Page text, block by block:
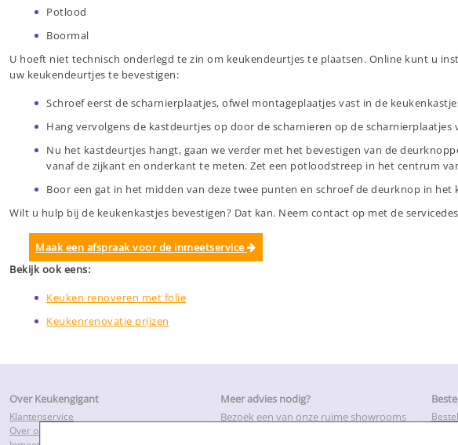
Potlood
Boormal
U hoeft niet technisch onderlegd te zin om keukendeurtjes te plaatsen. Online kunt u
uw keukendeurtjes te bevestigen:
Schroef eerst de scharnierplaatjes, ofwel montageplaatjes vast in de
Hang vervolgens de kastdeurtjes op door de scharnieren op de scharnierplaatjes
Nu het kastdeurtjes hangt, gaan we verder met het bevestigen van de
vanaf de zijkant en onderkant te meten. Zet een potloodstreep in het centrum
Boor een gat in het midden van deze twee punten en schroef de deurknop in het
Wilt u hulp bij de keukenkastjes bevestigen? Dat kan. Neem contact op met de
Maak een afspraak voor de inmeetservice
Bekijk ook eens:
Keuken renoveren met folie
Keukenrenovatie prijzen
Over Keukengigant
Klantenservice
Over ons
Meer advies nodig?
Bezoek een van onze ruime showrooms